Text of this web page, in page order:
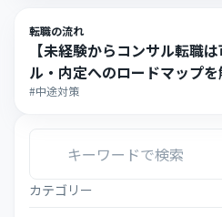
転職の流れ
【未経験からコンサル転職
ル・内定へのロードマップを
#中途対策
カテゴリー